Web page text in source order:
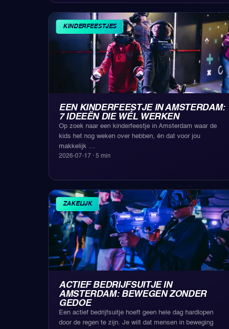
KINDERFEESTJES
EEN KINDERFEESTJE IN AMSTERDAM:
7 IDEEËN DIE WÉL WERKEN
Op zoek naar een kinderfeestje in Amsterdam waar de
kids het nog weken over hebben, én dat voor jou
makkelijk …
2026-07-17 · 5 min
ZAKELIJK
ACTIEF BEDRIJFSUITJE IN
AMSTERDAM: BEWEGEN ZONDER
GEDOE
Een actief bedrijfsuitje hoeft geen hele dag hardlopen
door de regen te zijn. Je wilt dat mensen in beweging